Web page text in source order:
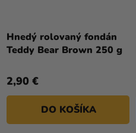
Hnedý rolovaný fondán
Teddy Bear Brown 250 g
2,90 €
DO KOŠÍKA